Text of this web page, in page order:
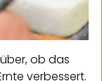
ob das
verbessert.